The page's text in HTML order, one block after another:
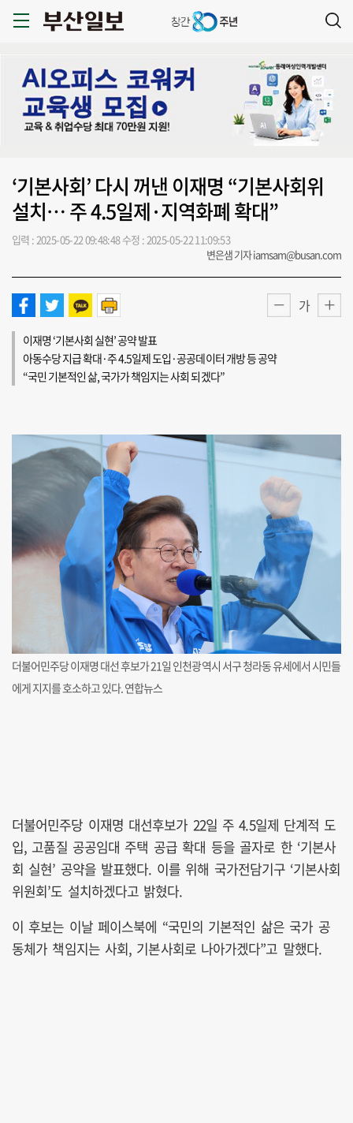
‘기본사회’ 다시 꺼낸 이재명 “기본사회위
설치… 주 4.5일제·지역화폐 확대”
입력 : 2025-05-22 09:48:48수정 : 2025-05-22 11:09:53
변은샘 기자 iamsam@busan.com
가
이재명 ‘기본사회 실현’ 공약 발표
아동수당 지급 확대·주 4.5일제 도입·공공데이터 개방 등 공약
“국민 기본적인 삶, 국가가 책임지는 사회 되겠다”
더불어민주당 이재명 대선 후보가 21일 인천광역시 서구 청라동 유세에서 시민들
에게 지지를 호소하고 있다. 연합뉴스
더불어민주당 이재명 대선후보가 22일 주 4.5일제 단계적 도
입, 고품질 공공임대 주택 공급 확대 등을 골자로 한 ‘기본사
회 실현’ 공약을 발표했다. 이를 위해 국가전담기구 ‘기본사회
위원회’도 설치하겠다고 밝혔다.
이 후보는 이날 페이스북에 “국민의 기본적인 삶은 국가 공
동체가 책임지는 사회, 기본사회로 나아가겠다”고 말했다.